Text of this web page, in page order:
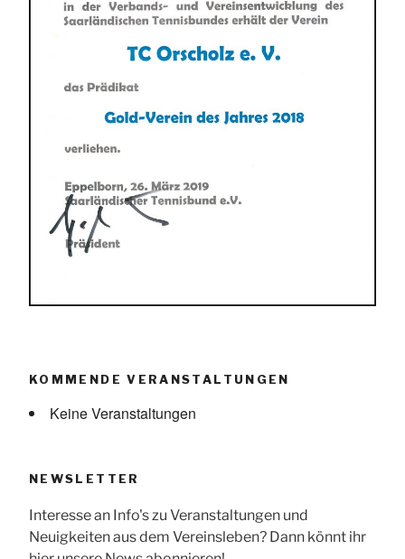
KOMMENDE VERANSTALTUNGEN
Keine Veranstaltungen
NEWSLETTER
Interesse an Info's zu Veranstaltungen und
Neuigkeiten aus dem Vereinsleben? Dann könnt ihr